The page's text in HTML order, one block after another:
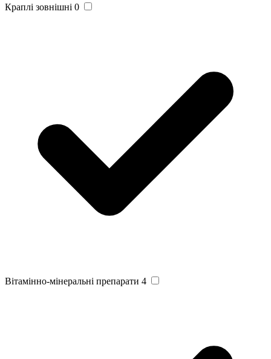
Краплі зовнішні 0
Вітамінно-мінеральні препарати 4